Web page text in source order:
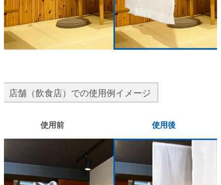
店舗（飲食店）での使用例イメージ
使用前 使用後